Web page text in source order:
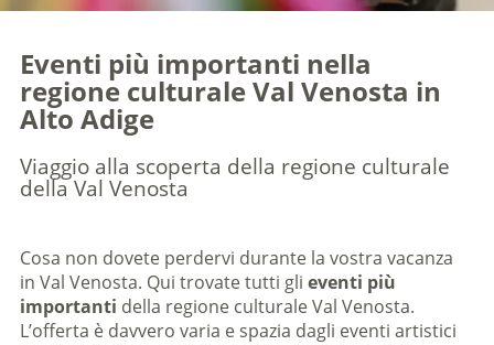
Eventi più importanti nella
regione culturale Val Venosta in
Alto Adige
Viaggio alla scoperta della regione culturale
della Val Venosta
Cosa non dovete perdervi durante la vostra vacanza
in Val Venosta. Qui trovate tutti gli eventi più
importanti della regione culturale Val Venosta.
L’offerta è davvero varia e spazia dagli eventi artistici